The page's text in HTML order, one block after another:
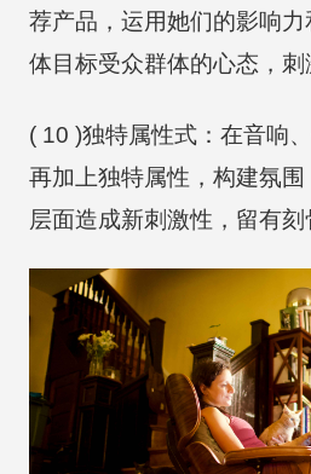
荐产品，运用她们的影响
体目标受众群体的心态，刺
( 10 )独特属性式：在音响
再加上独特属性，构建氛
层面造成新刺激性，留有刻